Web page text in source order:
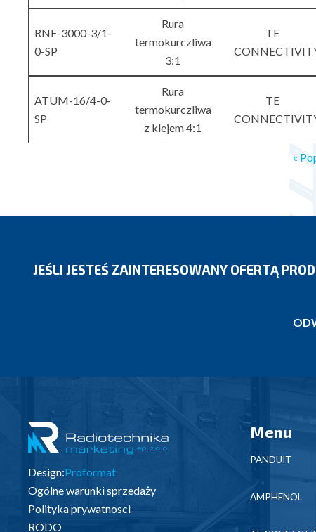
RNF-3000-3/1-
0-SP
Rura
termokurczliwa
3:1
TE
ATUM-16/4-0-
SP
Rura
termokurczliwa
z klejem 4:1
TE
«
JEŚLI JESTEŚ ZAINTERESOWANY OFERTĄ
Design:Proformat
Ogólne warunki sprzedaży
Polityka prywatnosci
RODO
Menu
PANDUIT
AMPHENOL